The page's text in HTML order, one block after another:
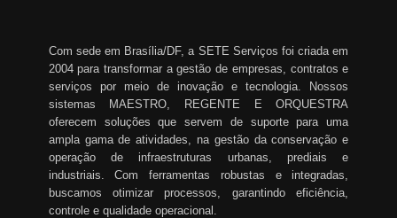
Com sede em Brasília/DF, a SETE Serviços foi criada em
2004 para transformar a gestão de empresas, contratos e
serviços por meio de inovação e tecnologia. Nossos
sistemas MAESTRO, REGENTE E ORQUESTRA
oferecem soluções que servem de suporte para uma
ampla gama de atividades, na gestão da conservação e
operação de infraestruturas urbanas, prediais e
industriais. Com ferramentas robustas e integradas,
buscamos otimizar processos, garantindo eficiência,
controle e qualidade operacional.